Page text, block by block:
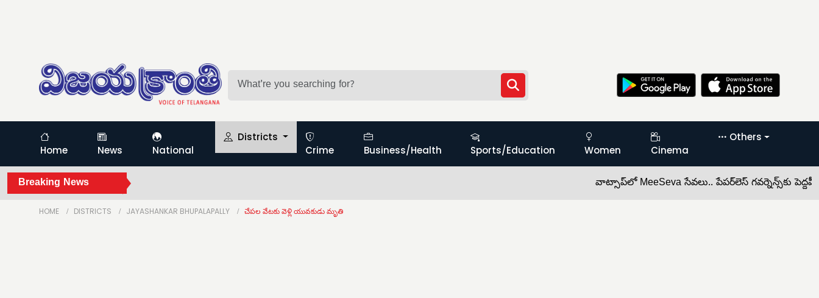
Home News National
Districts
Crime
Business/Health Sports/Education Women Cinema
Others
Breaking News వాట్సాప్‌లో MeeSeva సేవలు.. పేపర్‌లెస్ గవర్నెన్స్‌కు పెద్దపీట •
HOME DISTRICTS JAYASHANKAR BHUPALAPALLY చేపల వేటకు వెళ్లి యువకుడు మృతి